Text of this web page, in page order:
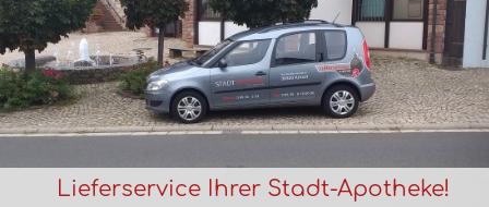
Lieferservice Ihrer Stadt-Apotheke!